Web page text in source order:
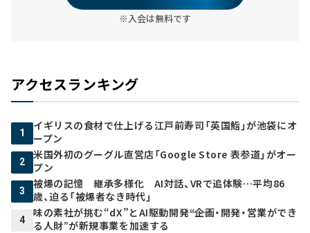
※入会は無料です
アクセスランキング
1
イギリスの食材で仕上げる江戸前寿司「英国鮨」が池袋にオ
ープン
2
米国外初のグーグル直営店「Google Store 表参道」がオー
プン
3
被爆の記憶 継承多様化 AI対話、VRで追体験…平均86
歳、迫る「被爆者なき時代」
4
味の素社が挑む“dX”とAI駆動開発――“企画・開発・営業ができ
る人財”が新規事業を加速する